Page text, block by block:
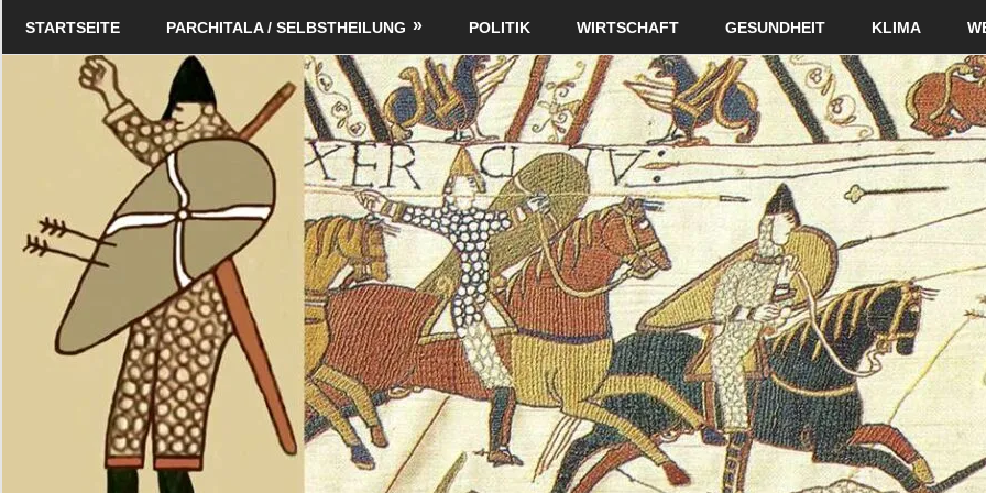
Schildverlag
STARTSEITE PARCHITALA / SELBSTHEILUNG POLITIK WIRTSCHAFT GESUNDHEIT KLIMA